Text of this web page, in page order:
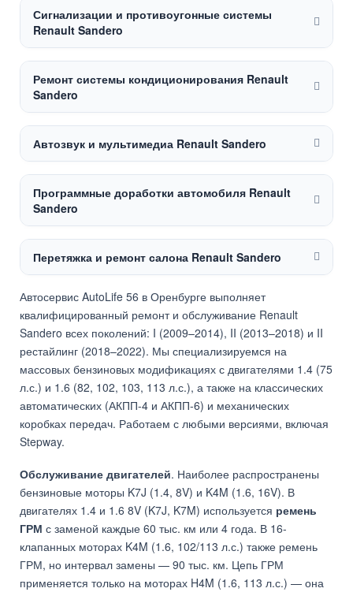
Сигнализации и противоугонные системы
Renault Sandero
Ремонт системы кондиционирования Renault
Sandero
Автозвук и мультимедиа Renault Sandero
Программные доработки автомобиля Renault
Sandero
Перетяжка и ремонт салона Renault Sandero
Автосервис AutoLife 56 в Оренбурге выполняет
квалифицированный ремонт и обслуживание Renault
Sandero всех поколений: I (2009–2014), II (2013–2018) и II
рестайлинг (2018–2022). Мы специализируемся на
массовых бензиновых модификациях с двигателями 1.4 (75
л.с.) и 1.6 (82, 102, 103, 113 л.с.), а также на классических
автоматических (АКПП-4 и АКПП-6) и механических
коробках передач. Работаем с любыми версиями, включая
Stepway.
Обслуживание двигателей. Наиболее распространены
бензиновые моторы K7J (1.4, 8V) и K4M (1.6, 16V). В
двигателях 1.4 и 1.6 8V (K7J, K7M) используется ремень
ГРМ с заменой каждые 60 тыс. км или 4 года. В 16-
клапанных моторах K4M (1.6, 102/113 л.с.) также ремень
ГРМ, но интервал замены — 90 тыс. км. Цепь ГРМ
применяется только на моторах H4M (1.6, 113 л.с.) — она